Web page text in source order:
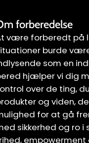
forberedelse
være forberedt på
burde
som en
hjælper vi dig
over de ting,
og viden,
for at gå
sikkerhed og ro i